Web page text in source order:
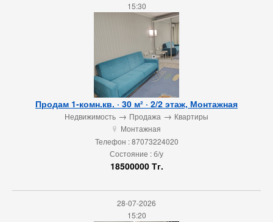
15:30
Продам 1-комн.кв. · 30 м² · 2/2 этаж, Монтажная
Недвижимость → Продажа → Квартиры
u
Монтажная
Телефон : 87073224020
Состояние : б/у
18500000 Тг.
28-07-2026
15:20